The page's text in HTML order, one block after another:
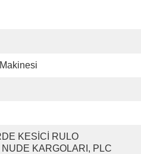
KESİCİ RULO
KARGOLARI, PLC